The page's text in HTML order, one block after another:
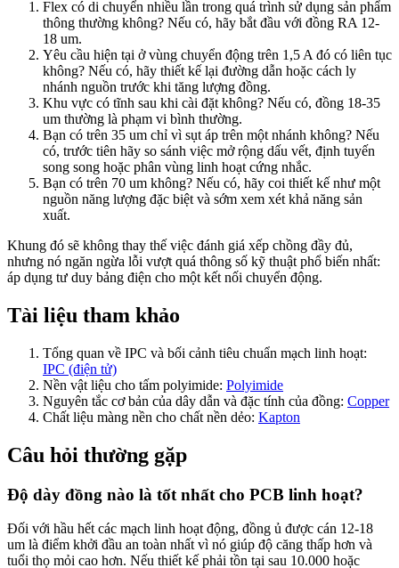
Flex có di chuyển nhiều lần trong quá trình sử dụng sản phẩm
thông thường không? Nếu có, hãy bắt đầu với đồng RA 12-
18 um.
Yêu cầu hiện tại ở vùng chuyển động trên 1,5 A đó có liên tục
không? Nếu có, hãy thiết kế lại đường dẫn hoặc cách ly
nhánh nguồn trước khi tăng lượng đồng.
Khu vực có tĩnh sau khi cài đặt không? Nếu có, đồng 18-35
um thường là phạm vi bình thường.
Bạn có trên 35 um chỉ vì sụt áp trên một nhánh không? Nếu
có, trước tiên hãy so sánh việc mở rộng dấu vết, định tuyến
song song hoặc phân vùng linh hoạt cứng nhắc.
Bạn có trên 70 um không? Nếu có, hãy coi thiết kế như một
nguồn năng lượng đặc biệt và sớm xem xét khả năng sản
xuất.
Khung đó sẽ không thay thế việc đánh giá xếp chồng đầy đủ,
nhưng nó ngăn ngừa lỗi vượt quá thông số kỹ thuật phổ biến nhất:
áp dụng tư duy bảng điện cho một kết nối chuyển động.
Tài liệu tham khảo
Tổng quan về IPC và bối cảnh tiêu chuẩn mạch linh hoạt:
IPC (điện tử)
Nền vật liệu cho tấm polyimide: Polyimide
Nguyên tắc cơ bản của dây dẫn và đặc tính của đồng: Copper
Chất liệu màng nền cho chất nền dẻo: Kapton
Câu hỏi thường gặp
Độ dày đồng nào là tốt nhất cho PCB linh hoạt?
Đối với hầu hết các mạch linh hoạt động, đồng ủ được cán 12-18
um là điểm khởi đầu an toàn nhất vì nó giúp độ căng thấp hơn và
tuổi thọ mỏi cao hơn. Nếu thiết kế phải tồn tại sau 10.000 hoặc